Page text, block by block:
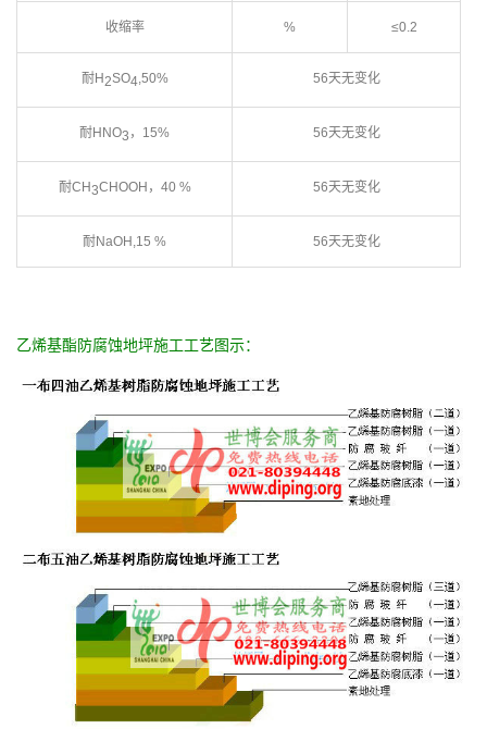
收缩率 % ≤0.2
耐H2SO4 ,50% 56天无变化
耐HNO3 ，15% 56天无变化
耐CH3CHOOH，40 % 56天无变化
耐NaOH,15 % 56天无变化
乙烯基酯防腐蚀地坪施工工艺图示：